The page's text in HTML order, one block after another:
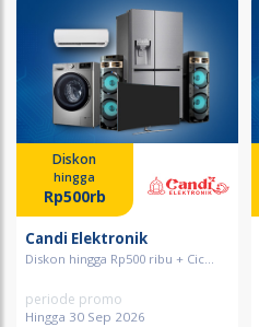
Diskon
hingga
Rp500rb
Candi Elektronik
Diskon hingga Rp500 ribu + Cic...
periode promo
Hingga 30 Sep 2026